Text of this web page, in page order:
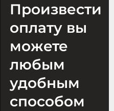
Произвести
оплату вы
можете
любым
удобным
способом